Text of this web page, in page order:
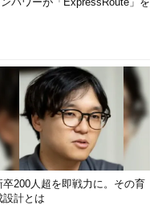
卒200人超を即戦力に。その育
設計とは